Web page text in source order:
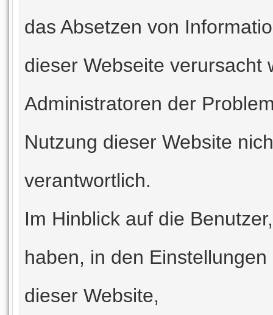
das Absetzen von
dieser Webseite verursacht
Administratoren der
Nutzung dieser Website
verantwortlich.
Im Hinblick auf die
haben, in den
dieser Website,